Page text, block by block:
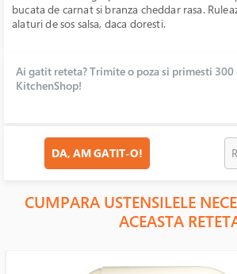
bucata de carnat si branza cheddar rasa.
alaturi de sos salsa, daca doresti.
Ai gatit reteta? Trimite o poza si primesti 300
KitchenShop!
DA, AM GATIT-O!
CUMPARA USTENSILELE
ACEASTA